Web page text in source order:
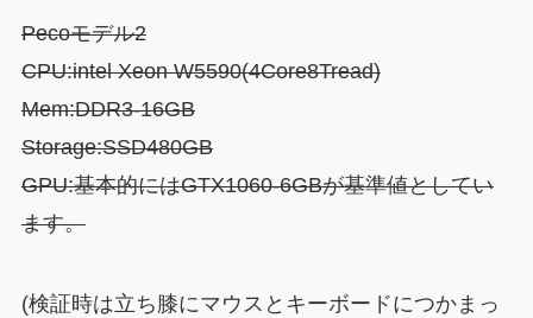
Pecoモデル2
CPU:intel Xeon W5590(4Core8Tread)
Mem:DDR3-16GB
Storage:SSD480GB
GPU:基本的にはGTX1060-6GBが基準値としてい
ます。
(検証時は立ち膝にマウスとキーボードにつかまっ